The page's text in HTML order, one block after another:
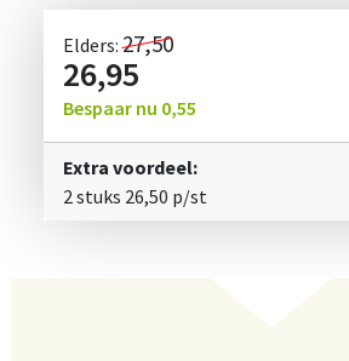
Elders:27,50
26,95
Bespaar nu 0,55
Extra voordeel:
2 stuks 26,50 p/st